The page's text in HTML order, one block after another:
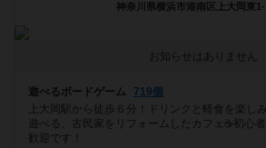
神奈川県横浜市港南区上大岡東
お知らせはありません
遊べるボードゲーム
719個
上大岡駅から徒歩６分！ドリンクと軽食を楽し
遊べる、古民家をリフォームしたカフェ☕️初心
歓迎です！